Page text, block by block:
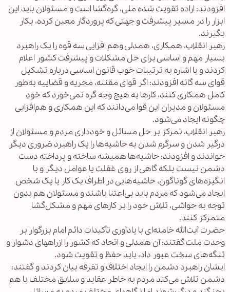
افزودند: اراده تقویت شده ملی، گره‌گشا است و مسئولان باید این
ابزار را در مسیر پیشرفت و جهتی که پروردگار معین کرده، بکار
بگیرند.
رهبر انقلاب، همکاری، همدلی وهم افزایی سه قوه را یک راهبرد
بسیار مهم و اساسی برای حل مشکلات و پیشرفت کشور اعلام
کردند و با اشاره به ترتیبات خوب قانون اساسی درباره تشکیل
قوای سه گانه افزودند: اگر قوای مقننه، مجریه و قضاییه به‌طور
کامل همکاری کنند، کارها به هیچ وجه گره نمی‌خورد که خودِ
مسئولان و مدیران این قوا می‌دانند که این همکاری و هم‌افزایی
چگونه ایجاد می‌شود.
رهبر انقلاب، تمرکز بر حل مسائل و خودداری مردم و مسئولان از
درگیر شدن و سرگرم شدن به حاشیه‌ها را یک راهبرد ضروری دیگر
خواندند و افزودند: حاشیه‌ها همیشه ساخته و پرداخته دست
دشمن نیست بلکه گاهی از روی غفلت یا عوامل دیگر و با
انگیزه‌های گوناگون، حاشیه‌هایی در اطراف یک کار یا یک شخص
ایجاد می‌شود که مردم باید بی‌اعتنا باشند و مسئولان هم بدون
توجه به حواشی، تلاش خود را بر کارهای مهم و مشکل‌گشا
متمرکز کنند.
حضرت آیت‌الله خامنه‌ای با یادآوری تأکیدات دائم امام بزرگوار بر
وحدت ملت گفتند: آن همدلی و اتحاد که کشور را ازراههای دشوار و
تنگه‌های سخت عبور داد، باید حفظ و تقویت شود.
ایشان راهبرد دشمن را ایجاد اختلاف و تفرقه بیان کردند و گفتند:
دشمن تلاش می‌کند مردم به خاطر عقاید و سلایق مختلف با هم